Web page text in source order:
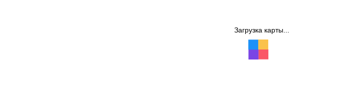
Загрузка карты...